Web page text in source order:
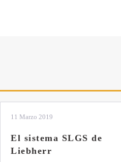
11 Marzo 2019
El sistema SLGS de
Liebherr